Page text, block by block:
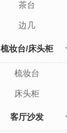
茶台
边几
梳妆台/床头柜
梳妆台
床头柜
客厅沙发